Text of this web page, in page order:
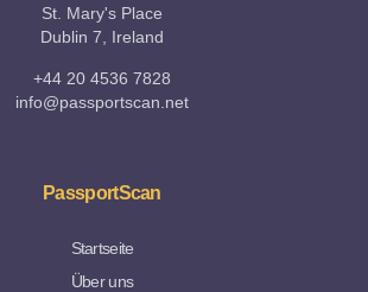
St. Mary's Place
Dublin 7, Ireland
+44 20 4536 7828
info@passportscan.net
PassportScan
Startseite
Über uns